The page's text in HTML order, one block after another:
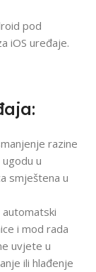
pod
iOS uređaje.
razine
u
smještena u
i mod rada
uvjete u
ili hlađenje